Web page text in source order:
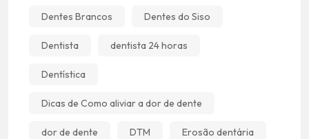
Dentes Brancos Dentes do Siso
Dentista dentista 24 horas
Dentística
Dicas de Como aliviar a dor de dente
dor de dente DTM Erosão dentária